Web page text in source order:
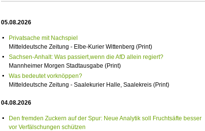
05.08.2026
Privatsache mit Nachspiel
Mitteldeutsche Zeitung - Elbe-Kurier Wittenberg (Print)
Sachsen-Anhalt: Was passiert,wenn die AfD allein regiert?
Mannheimer Morgen Stadtausgabe (Print)
Was bedeutet vorknöppen?
Mitteldeutsche Zeitung - Saalekurier Halle, Saalekreis (Print)
04.08.2026
Den fremden Zuckern auf der Spur: Neue Analytik soll Fruchtsäfte besser
vor Verfälschungen schützen